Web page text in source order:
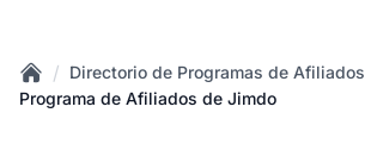
Home
/ Directorio de Programas de Afiliados
Programa de Afiliados de Jimdo